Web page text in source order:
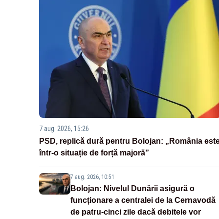
7 aug. 2026, 15:26
PSD, replică dură pentru Bolojan: „România
într-o situație de forță majoră”
7 aug. 2026, 10:51
Bolojan: Nivelul Dunării asigură o
funcționare a centralei de la Cernavodă
de patru-cinci zile dacă debitele vor